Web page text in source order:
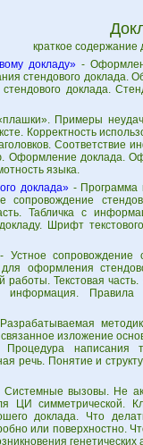
краткое содержание
докладу»-
стендового
доклада.
Примеры
Корректность
Соответствие
Оформление доклада.
языка.
доклада» - Программа
сопровождение
Табличка с
Шрифт
- Устное сопровождение
оформления
Текстовая
информация.
изложение
написания
речь. Понятие и
Системные вызовы. Не
ЦИ симметрической.
доклада. Что
или поверхностно.
генетических